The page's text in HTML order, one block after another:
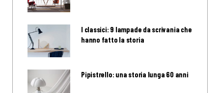
I classici: 9 lampade da scrivania che
hanno fatto la storia
Pipistrello: una storia lunga 60 anni